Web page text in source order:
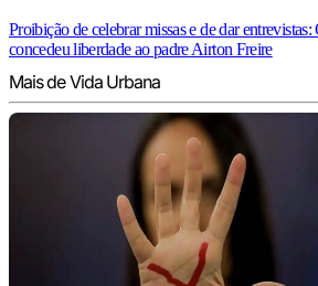
Proibição de celebrar missas e de dar
concedeu liberdade ao padre Airton Freire
Mais de Vida Urbana